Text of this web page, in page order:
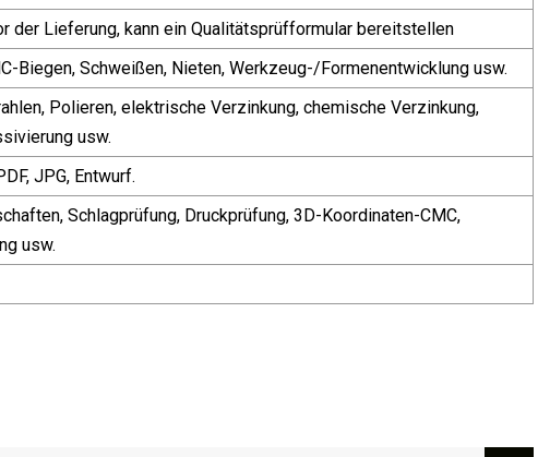
der Lieferung, kann ein Qualitätsprüfformular bereitstellen
Biegen, Schweißen, Nieten, Werkzeug-/Formenentwicklung usw.
Polieren, elektrische Verzinkung, chemische Verzinkung,
usw.
JPG, Entwurf.
Schlagprüfung, Druckprüfung, 3D-Koordinaten-CMC,
usw.